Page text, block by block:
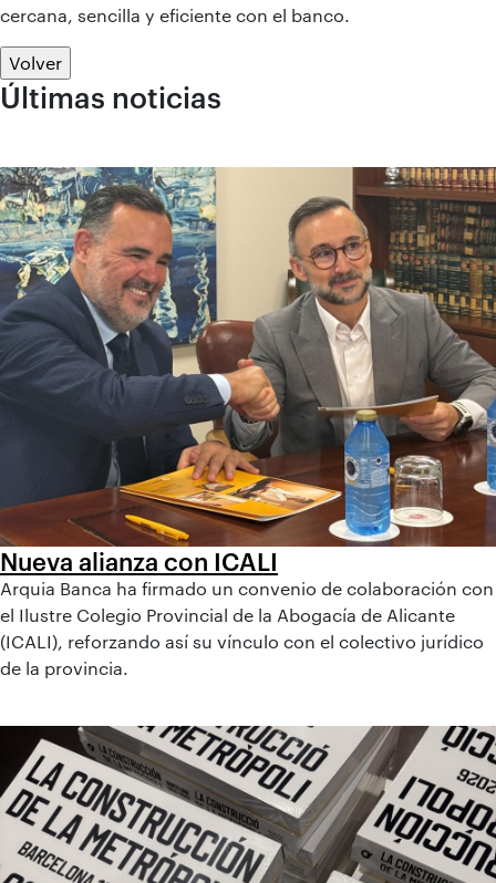
cercana, sencilla y eficiente con el banco.
Volver
Últimas noticias
Nueva alianza con ICALI
Arquia Banca ha firmado un convenio de colaboración con
el Ilustre Colegio Provincial de la Abogacía de Alicante
(ICALI), reforzando así su vínculo con el colectivo jurídico
de la provincia.